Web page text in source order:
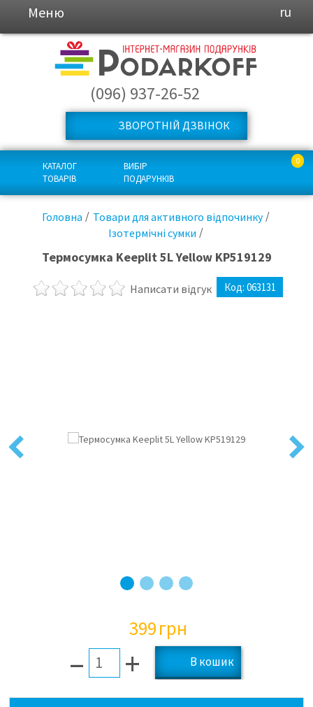
Меню ru
(096) 937-26-52
ЗВОРОТНІЙ ДЗВІНОК
КАТАЛОГ
ТОВАРІВ
ВИБІР
ПОДАРУНКІВ
0
Головна
Товари для активного відпочинку
Ізотермічні сумки
Термосумка Keeplit 5L Yellow KP519129
Написати відгук Код: 063131
Previous Next
399грн
– +